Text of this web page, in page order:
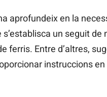
aprofundeix en la
un seguit
ferris. Entre d’altres,
instruccions